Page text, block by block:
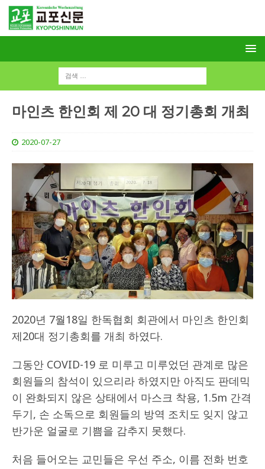
마인츠 한인회 제 20 대 정기총회 개최
2020-07-27
2020년 7월18일 한독협회 회관에서 마인츠 한인회
제20대 정기총회를 개최 하였다.
그동안 COVID-19 로 미루고 미루었던 관계로 많은
회원들의 참석이 있으리라 하였지만 아직도 판데믹
이 완화되지 않은 상태에서 마스크 착용, 1.5m 간격
두기, 손 소독으로 회원들의 방역 조치도 잊지 않고
반가운 얼굴로 기쁨을 감추지 못했다.
처음 들어오는 교민들은 우선 주소, 이름 전화 번호